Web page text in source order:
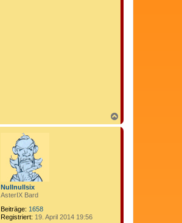
a
c
Nullnullsix
AsterIX Bard
Beiträge: 1658
Registriert: 19. April 2014 19:56